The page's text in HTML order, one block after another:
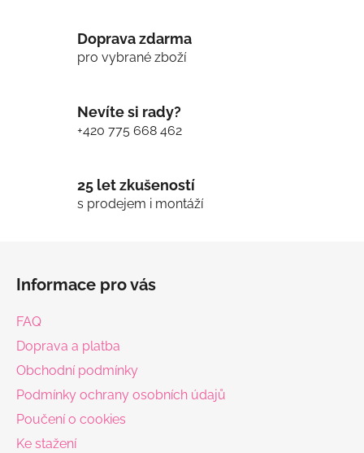
í
p
y
p
i
Doprava zdarma
pro vybrané zboží
Nevíte si rady?
+420 775 668 462
25 let zkušeností
s prodejem i montáží
Informace pro vás
FAQ
Doprava a platba
Obchodní podmínky
Podmínky ochrany osobních údajů
Poučení o cookies
Ke stažení